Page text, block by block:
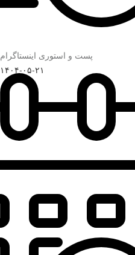
پست و استوری اینستاگرام
۱۴۰۴-۰۵-۲۱